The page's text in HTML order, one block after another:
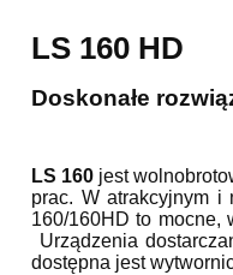
LS 160 HD
Doskonałe
LS 160 jest
prac. W atrakcyjnym i
160/160HD to mocne,
Urządzenia
dostępna jest